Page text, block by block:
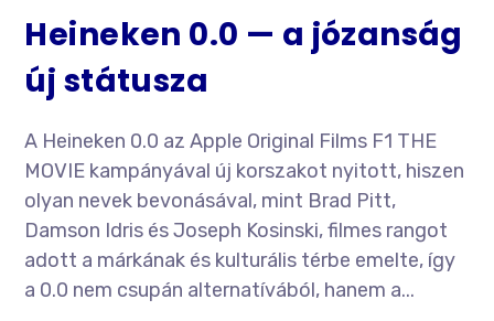
Heineken 0.0 — a józanság
új státusza
A Heineken 0.0 az Apple Original Films F1 THE
MOVIE kampányával új korszakot nyitott, hiszen
olyan nevek bevonásával, mint Brad Pitt,
Damson Idris és Joseph Kosinski, filmes rangot
adott a márkának és kulturális térbe emelte, így
a 0.0 nem csupán alternatívából, hanem a...